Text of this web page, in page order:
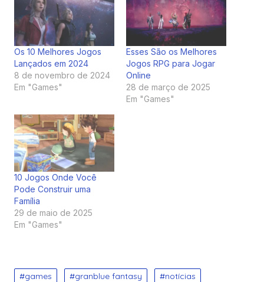
Os 10 Melhores Jogos
Lançados em 2024
8 de novembro de 2024
Em "Games"
Esses São os Melhores
Jogos RPG para Jogar
Online
28 de março de 2025
Em "Games"
10 Jogos Onde Você
Pode Construir uma
Família
29 de maio de 2025
Em "Games"
games granblue fantasy notícias